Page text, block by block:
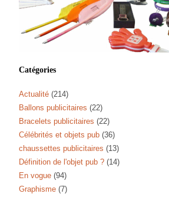
Catégories
Actualité (214)
Ballons publicitaires (22)
Bracelets publicitaires (22)
Célébrités et objets pub (36)
chaussettes publicitaires (13)
Définition de l'objet pub ? (14)
En vogue (94)
Graphisme (7)